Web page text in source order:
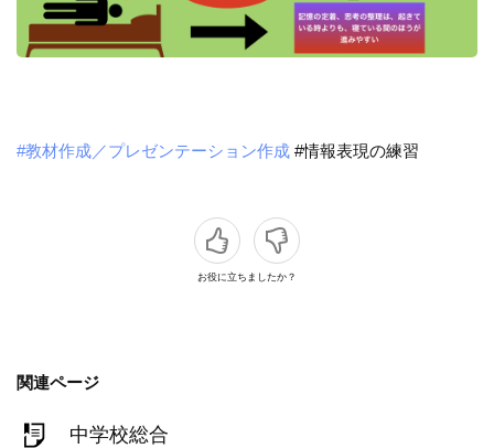
#教材作成／プレゼンテーション作成 #情報表現の練習
お役に立ちましたか？
関連ページ
中学校総合